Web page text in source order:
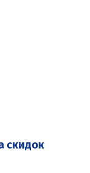
скидок